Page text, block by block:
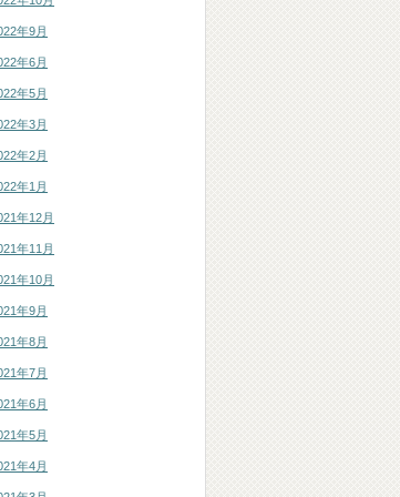
年9月
年6月
年5月
年3月
年2月
年1月
年12月
年11月
年10月
年9月
年8月
年7月
年6月
年5月
年4月